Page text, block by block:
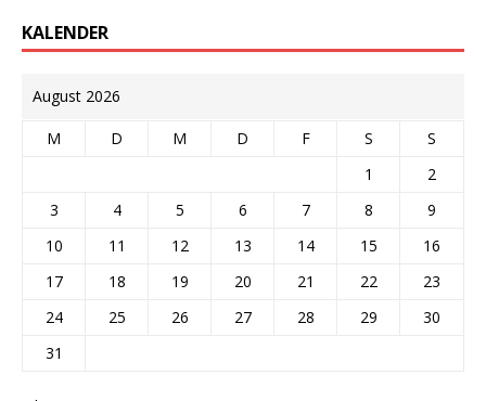
KALENDER
August 2026
M D M D F S
S
1
2
3
4 5 6 7 8
9
10
11 12 13 14 15
16
17
18 19 20 21 22
23
24
25 26 27 28 29
30
31